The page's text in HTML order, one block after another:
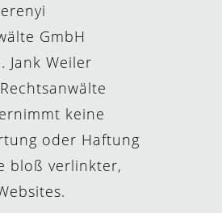
GmbH
Jank Weiler
keine
oder Haftung
bloß verlinkter,